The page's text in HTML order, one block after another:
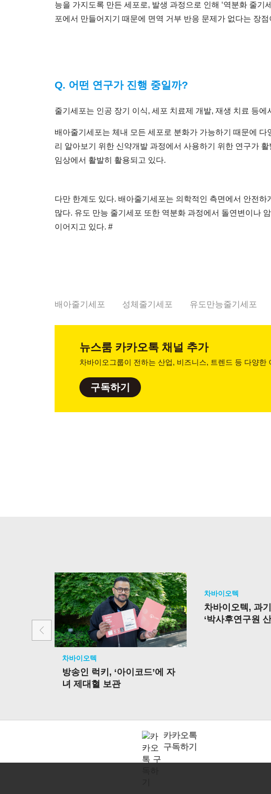
능을 가지도록 만든 세포로, 발생 과정으로 인해 ‘역분화 줄
포에서 만들어지기 때문에 면역 거부 반응 문제가 없다는 장점
Q. 어떤 연구가 진행 중일까?
줄기세포는 인공 장기 이식, 세포 치료제 개발, 재생 치료 등
배아줄기세포는 체내 모든 세포로 분화가 가능하기 때문에
리 알아보기 위한 신약개발 과정에서 사용하기 위한 연구가
임상에서 활발히 활용되고 있다.
다만 한계도 있다. 배아줄기세포는 의학적인 측면에서 안전
많다. 유도 만능 줄기세포 또한 역분화 과정에서 돌연변이나
이어지고 있다. #
배아줄기세포 성체줄기세포 유도만능줄기세포
뉴스룸 카카오톡 채널 추가
차바이오그룹이 전하는 산업, 비즈니스, 트렌드 등 다양한
구독하기
차바이오텍
방송인 럭키, ‘아이코드’에 자
녀 제대혈 보관
차바이오텍
차바이오텍, 과
‘박사후연구원
카카오톡
구독하기